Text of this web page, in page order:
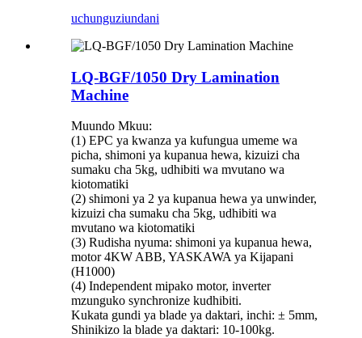
uchunguziundani
LQ-BGF/1050 Dry Lamination
Machine
Muundo Mkuu:
(1) EPC ya kwanza ya kufungua umeme wa
picha, shimoni ya kupanua hewa, kizuizi cha
sumaku cha 5kg, udhibiti wa mvutano wa
kiotomatiki
(2) shimoni ya 2 ya kupanua hewa ya unwinder,
kizuizi cha sumaku cha 5kg, udhibiti wa
mvutano wa kiotomatiki
(3) Rudisha nyuma: shimoni ya kupanua hewa,
motor 4KW ABB, YASKAWA ya Kijapani
(H1000)
(4) Independent mipako motor, inverter
mzunguko synchronize kudhibiti.
Kukata gundi ya blade ya daktari, inchi: ± 5mm,
Shinikizo la blade ya daktari: 10-100kg.